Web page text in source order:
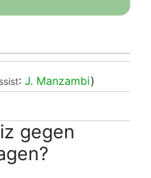
: J. Manzambi)
gegen